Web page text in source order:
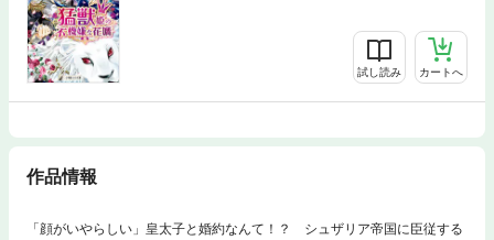
試し読み カートへ
作品情報
「顔がいやらしい」皇太子と婚約なんて！？ シュザリア帝国に臣従する